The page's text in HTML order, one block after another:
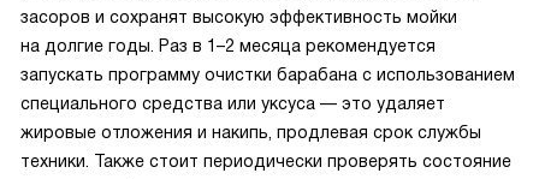
засоров и сохранят высокую эффективность мойки
на долгие годы. Раз в 1–2 месяца рекомендуется
запускать программу очистки барабана с использованием
специального средства или уксуса — это удаляет
жировые отложения и накипь, продлевая срок службы
техники. Также стоит периодически проверять состояние